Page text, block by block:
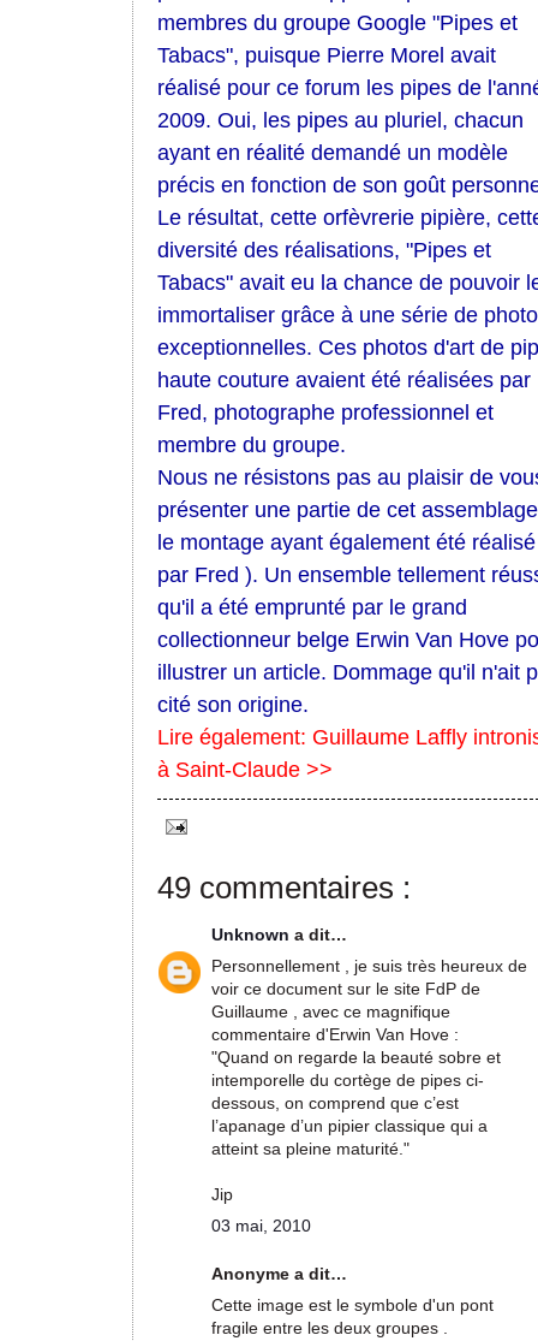
membres du groupe Google "Pipes et
Tabacs", puisque Pierre Morel avait
réalisé pour ce forum les pipes de
2009. Oui, les pipes au pluriel, chacun
ayant en réalité demandé un modèle
précis en fonction de son goût
Le résultat, cette orfèvrerie pipière,
diversité des réalisations, "Pipes et
Tabacs" avait eu la chance de pouvoir
immortaliser grâce à une série de
exceptionnelles. Ces photos d'art de
haute couture avaient été réalisées par
Fred, photographe professionnel et
membre du groupe.
Nous ne résistons pas au plaisir de
présenter une partie de cet
le montage ayant également été réalisé
par Fred ). Un ensemble tellement
qu'il a été emprunté par le grand
collectionneur belge Erwin Van Hove
illustrer un article. Dommage qu'il n'ait
cité son origine.
Lire également: Guillaume Laffly
à Saint-Claude >>
49 commentaires :
Unknown a dit…
Personnellement , je suis très heureux de
voir ce document sur le site FdP de
Guillaume , avec ce magnifique
commentaire d'Erwin Van Hove :
"Quand on regarde la beauté sobre et
intemporelle du cortège de pipes ci-
dessous, on comprend que c’est
l’apanage d’un pipier classique qui a
atteint sa pleine maturité."
Jip
03 mai, 2010
Anonyme a dit…
Cette image est le symbole d'un pont
fragile entre les deux groupes .